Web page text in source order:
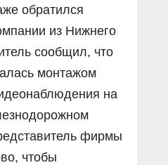
обратился
из Нижнего
сообщил, что
монтажом
на
фирмы
чтобы